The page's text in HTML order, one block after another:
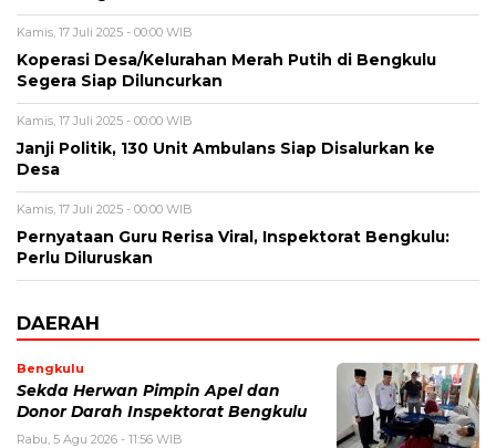
Kamis, 17 Juli 2025 - 00:00 WIB
Koperasi Desa/Kelurahan Merah Putih di Bengkulu
Segera Siap Diluncurkan
Kamis, 17 Juli 2025 - 00:00 WIB
Janji Politik, 130 Unit Ambulans Siap Disalurkan ke
Desa
Kamis, 17 Juli 2025 - 00:00 WIB
Pernyataan Guru Rerisa Viral, Inspektorat Bengkulu:
Perlu Diluruskan
DAERAH
Bengkulu
Sekda Herwan Pimpin Apel dan
Donor Darah Inspektorat Bengkulu
Rabu, 5 Agu 2026 - 11:56 WIB